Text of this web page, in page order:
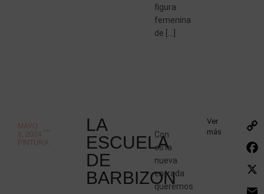
figura
femenina
de […]
MAYO
8, 2024
PINTURA
LA
ESCUELA
DE
BARBIZON
Con
esta
nueva
entrada
queremos
Ver
más